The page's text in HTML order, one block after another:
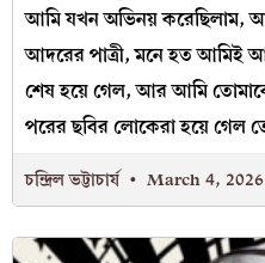
আমি যখন অভিনয় করেছিলাম,
আদরের পাত্রী, মনে হত আমিই
শেষ হয়ে গেল, আর আমি
পরের ছবির লোকেরা হয়ে গেল
চন্দ্রিল ভট্টাচার্য March 4, 2026